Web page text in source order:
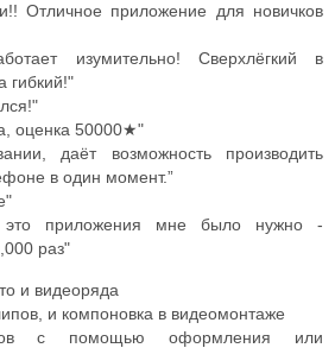
Отличное приложение для новичков
изумительно! Сверхлёгкий в
гибкий!"
оценка 50000★"
даёт возможность производить
в один момент.”
это приложения мне было нужно -
раз"
и видеоряда
и компоновка в видеомонтаже
с помощью оформления или